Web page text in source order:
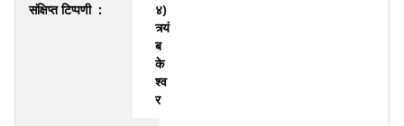
४)
त्र्यं
ब
के
श्व
र